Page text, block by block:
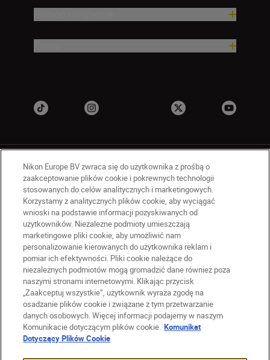
PL Nikon Sites
Skontaktuj się z nami
Oświadczenie dotyczące prywatności
Warunki użytkowania
Warunki korzystania z Nikon Store
Komunikat dotyczący plików cookie
Dostępność
Ustawienia plików cookie
© 2026 Nikon
Nikon Europe BV zwraca się do użytkownika z prośbą o
zaakceptowanie plików cookie i pokrewnych technologii
stosowanych do celów analitycznych i marketingowych.
Korzystamy z analitycznych plików cookie, aby wyciągać
wnioski na podstawie informacji pozyskiwanych od
użytkowników. Niezależne podmioty umieszczają
marketingowe pliki cookie, aby umożliwić nam
personalizowanie kierowanych do użytkownika reklam i
pomiar ich efektywności. Pliki cookie należące do
niezależnych podmiotów mogą gromadzić dane również poza
naszymi stronami internetowymi. Klikając przycisk
„Zaakceptuj wszystkie”, użytkownik wyraża zgodę na
osadzanie plików cookie i związane z tym przetwarzanie
danych osobowych. Więcej informacji podajemy w naszym
Komunikacie dotyczącym plików cookie. Komunikat
Dotyczący Plików Cookie